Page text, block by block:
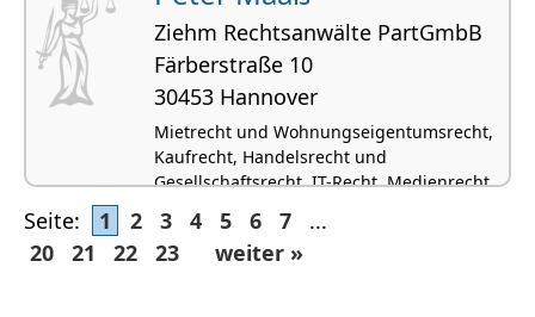
Ziehm Rechtsanwälte PartGmbB
Färberstraße 10
30453 Hannover
Mietrecht und Wohnungseigentumsrecht,
Kaufrecht, Handelsrecht und
Gesellschaftsrecht, IT-Recht, Medienrecht
Seite: 1 2 3 4 5 6 7
...
20
21 22 23 weiter »